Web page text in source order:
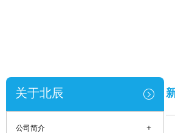
关于北辰
公司简介 +